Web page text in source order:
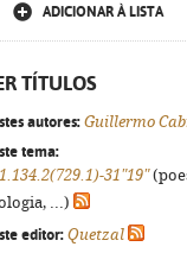
ADICIONAR À LISTA
TÍTULOS
autores:Guillermo
tema:
31"19"
...)
editor: Quetzal